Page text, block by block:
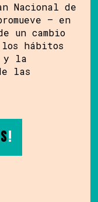
Nacional de
– en
un cambio
hábitos
y la
las
!